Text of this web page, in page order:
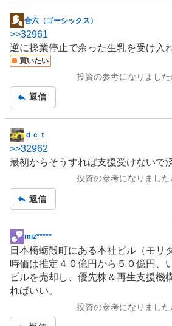
掲
示
板
記
合六（ゴーシックス）
>>32961
逆に操業停止で余った生乳を受け入
買いたい
投資の参考になりました
返信
掲
示
板
ｄｃｔ
>>32962
最初からそうすれば支援受けないで
投資の参考になりました
返信
掲
示
板
記
事
miz*****
日本橋蛎殻町にある本社ビル（モリ
時価は推定４０億円から５０億円、
ビルを売却し、優先株＆再生支援機
ればいい。
投資の参考になりました